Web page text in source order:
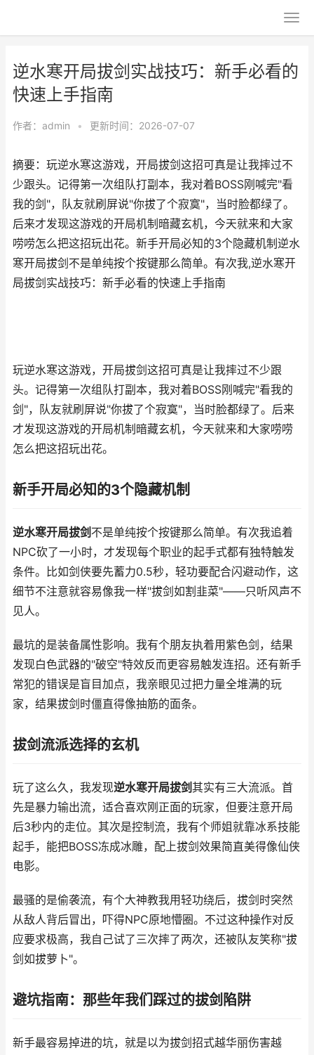
逆水寒开局拔剑实战技巧：新手必看的
快速上手指南
作者： admin • 更新时间：2026-07-07
摘要：玩逆水寒这游戏，开局拔剑这招可真是让我摔过不
少跟头。记得第一次组队打副本，我对着BOSS刚喊完"看
我的剑"，队友就刷屏说"你拔了个寂寞"，当时脸都绿了。
后来才发现这游戏的开局机制暗藏玄机，今天就来和大家
唠唠怎么把这招玩出花。新手开局必知的3个隐藏机制逆水
寒开局拔剑不是单纯按个按键那么简单。有次我,逆水寒开
局拔剑实战技巧：新手必看的快速上手指南
玩逆水寒这游戏，开局拔剑这招可真是让我摔过不少跟
头。记得第一次组队打副本，我对着BOSS刚喊完"看我的
剑"，队友就刷屏说"你拔了个寂寞"，当时脸都绿了。后来
才发现这游戏的开局机制暗藏玄机，今天就来和大家唠唠
怎么把这招玩出花。
新手开局必知的3个隐藏机制
逆水寒开局拔剑 不是单纯按个按键那么简单。有次我追着
NPC砍了一小时，才发现每个职业的起手式都有独特触发
条件。比如剑侠要先蓄力0.5秒，轻功要配合闪避动作，这
细节不注意就容易像我一样"拔剑如割韭菜"——只听风声不
见人。
最坑的是装备属性影响。我有个朋友执着用紫色剑，结果
发现白色武器的"破空"特效反而更容易触发连招。还有新手
常犯的错误是盲目加点，我亲眼见过把力量全堆满的玩
家，结果拔剑时僵直得像抽筋的面条。
拔剑流派选择的玄机
玩了这么久，我发现逆水寒开局拔剑其实有三大流派。首
先是暴力输出流，适合喜欢刚正面的玩家，但要注意开局
后3秒内的走位。其次是控制流，我有个师姐就靠冰系技能
起手，能把BOSS冻成冰雕，配上拔剑效果简直美得像仙侠
电影。
最骚的是偷袭流，有个大神教我用轻功绕后，拔剑时突然
从敌人背后冒出，吓得NPC原地懵圈。不过这种操作对反
应要求极高，我自己试了三次摔了两次，还被队友笑称"拔
剑如拔萝卜"。
避坑指南：那些年我们踩过的拔剑陷阱
新手最容易掉进的坑，就是以为拔剑招式越华丽伤害越